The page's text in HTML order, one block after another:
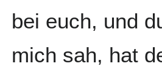
bei euch, und
mich sah, hat